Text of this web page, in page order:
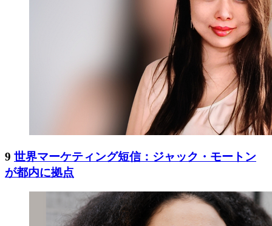
9 世界マーケティング短信：ジャック・モートン
が都内に拠点